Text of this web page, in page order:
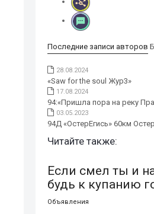
Последние записи авторов
28.08.2024
«Saw for the soul Жур3»
17.08.2024
94:«Пришла пора на реку
03.05.2023
94Д «ОстерЕгись» 60км
Читайте также:
Если смел ты и
будь к купанию
Объявления